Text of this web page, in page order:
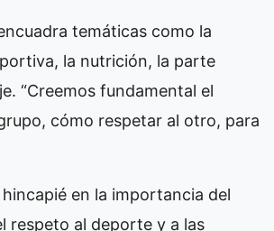
temáticas como la
la nutrición, la parte
“Creemos fundamental el
cómo respetar al otro, para
en la importancia del
respeto al deporte y a las